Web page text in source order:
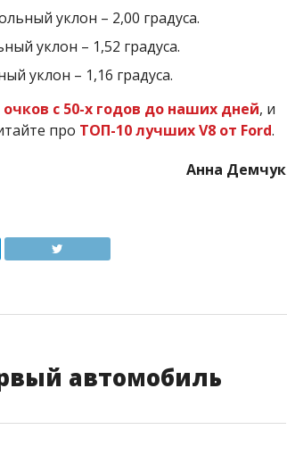
уклон – 2,00 градуса.
уклон – 1,52 градуса.
уклон – 1,16 градуса.
с 50-х годов до наших дней, и
про ТОП-10 лучших V8 от Ford.
Анна Демчук
автомобиль